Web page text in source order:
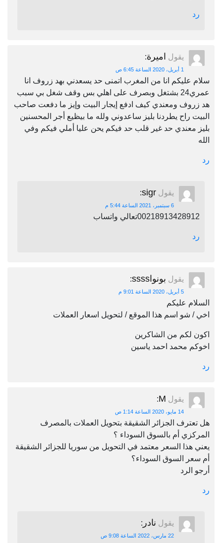
رد
يقول اميرة:
1 أبريل، 2020 الساعة 6:45 ص
سلام عليكم انا من المغرب اتمنى حد يسعدني بهد زروف انا
عمري24 بشتغل وبصرف على اهلي بس وقف شغل بي سبب
هد زروف ومعندي كيف ادفع إيجار البيت وإيز ما دفعت صاحب
البيت راح يطردنا بليز ساعدوني ولله ما بيظيع أجر المحسنين
بليز معندي حد غير قلب حد فيكم يحن عليا أملي فيكم وفي
الله
رد
يقول sigr
:
6 سبتمبر، 2021 الساعة 5:44 م
00218913428912تعالي واتساب
رد
يقول بونواssss :
5 أبريل، 2020 الساعة 9:01 م
السلام عليكم
اخي / شو اسم هذا الموقع / لتحويل اسعار العملات
اكون لكم من الشاكرين
اخوكم محمد احمد ياسين
رد
يقول M
:
14 مايو، 2020 الساعة 1:14 ص
هل تعترف الجزائر الشقيقة بتحويل العملات بالمصرف
المركزي أم بالسوق السوداء ؟
يعني هذا السعر معتمد في التحويل من سوريا للجزائر الشقيقة
أم سعر السوق السوداء؟
أرجو الرد
رد
يقول نادر :
22 مارس، 2022 الساعة 9:08 ص